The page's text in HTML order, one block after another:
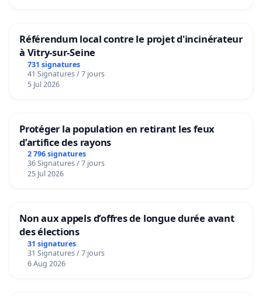
Référendum local contre le projet d'incinérateur
à Vitry-sur-Seine
731 signatures
41 Signatures / 7 jours
5 Jul 2026
Protéger la population en retirant les feux
d’artifice des rayons
2 796 signatures
36 Signatures / 7 jours
25 Jul 2026
Non aux appels d’offres de longue durée avant
des élections
31 signatures
31 Signatures / 7 jours
6 Aug 2026